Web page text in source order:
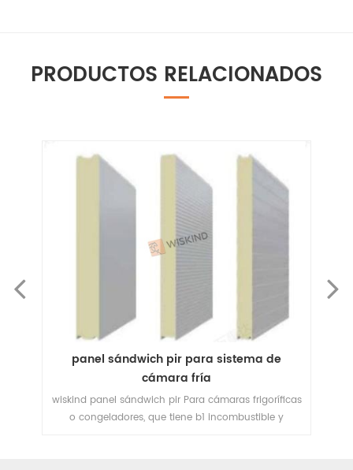
PRODUCTOS RELACIONADOS
frigoríficas
Paneles sándwich PU PIR para tabiques
cámaras frigoríficas
El almacenamiento en frío se compone
principalmente de un sistema de refrigeración, un